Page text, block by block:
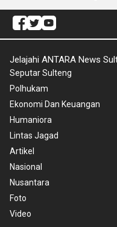
Jelajahi ANTARA News
Seputar Sulteng
Polhukam
Ekonomi Dan Keuangan
Humaniora
Lintas Jagad
Artikel
Nasional
Nusantara
Foto
Video